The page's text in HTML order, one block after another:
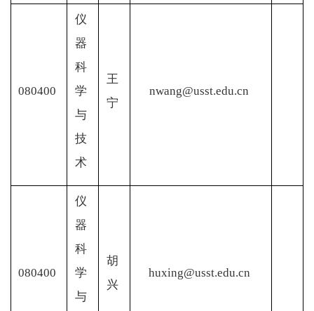
080400
仪
器
科
学
与
技
术
王
宁
nwang@usst.edu.cn
080400
仪
器
科
学
与
胡
兴
huxing@usst.edu.cn